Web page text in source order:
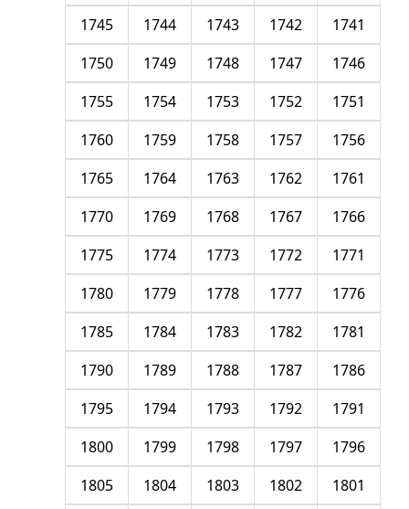
1741
1742
1743
1744
1745
1746
1747
1748
1749
1750
1751
1752
1753
1754
1755
1756
1757
1758
1759
1760
1761
1762
1763
1764
1765
1766
1767
1768
1769
1770
1771
1772
1773
1774
1775
1776
1777
1778
1779
1780
1781
1782
1783
1784
1785
1786
1787
1788
1789
1790
1791
1792
1793
1794
1795
1796
1797
1798
1799
1800
1801
1802
1803
1804
1805